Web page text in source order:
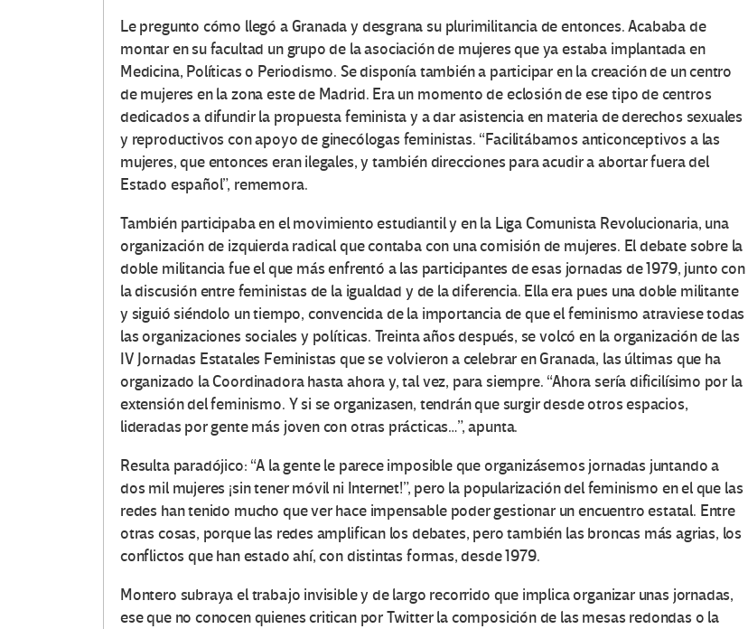
Le pregunto cómo llegó a Granada y desgrana su plurimilitancia de entonces. Acababa de
montar en su facultad un grupo de la asociación de mujeres que ya estaba implantada en
Medicina, Políticas o Periodismo. Se disponía también a participar en la creación de un centro
de mujeres en la zona este de Madrid. Era un momento de eclosión de ese tipo de centros
dedicados a difundir la propuesta feminista y a dar asistencia en materia de derechos sexuales
y reproductivos con apoyo de ginecólogas feministas. “Facilitábamos anticonceptivos a las
mujeres, que entonces eran ilegales, y también direcciones para acudir a abortar fuera del
Estado español”, rememora.
También participaba en el movimiento estudiantil y en la Liga Comunista Revolucionaria, una
organización de izquierda radical que contaba con una comisión de mujeres. El debate sobre la
doble militancia fue el que más enfrentó a las participantes de esas jornadas de 1979, junto con
la discusión entre feministas de la igualdad y de la diferencia. Ella era pues una doble militante
y siguió siéndolo un tiempo, convencida de la importancia de que el feminismo atraviese todas
las organizaciones sociales y políticas. Treinta años después, se volcó en la organización de las
IV Jornadas Estatales Feministas que se volvieron a celebrar en Granada, las últimas que ha
organizado la Coordinadora hasta ahora y, tal vez, para siempre. “Ahora sería dificilísimo por la
extensión del feminismo. Y si se organizasen, tendrán que surgir desde otros espacios,
lideradas por gente más joven con otras prácticas…”, apunta.
Resulta paradójico: “A la gente le parece imposible que organizásemos jornadas juntando a
dos mil mujeres ¡sin tener móvil ni Internet!”, pero la popularización del feminismo en el que las
redes han tenido mucho que ver hace impensable poder gestionar un encuentro estatal. Entre
otras cosas, porque las redes amplifican los debates, pero también las broncas más agrias, los
conflictos que han estado ahí, con distintas formas, desde 1979.
Montero subraya el trabajo invisible y de largo recorrido que implica organizar unas jornadas,
ese que no conocen quienes critican por Twitter la composición de las mesas redondas o la